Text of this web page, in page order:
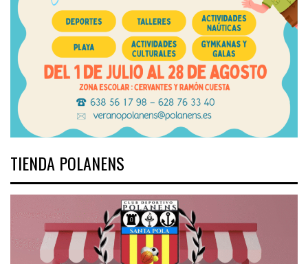
TIENDA POLANENS